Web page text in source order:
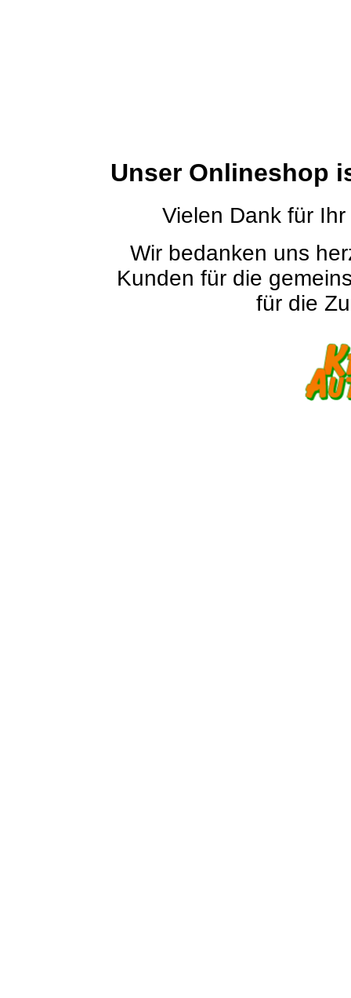
Unser Onlineshop
Vielen Dank für
Wir bedanken uns
Kunden für die
für die